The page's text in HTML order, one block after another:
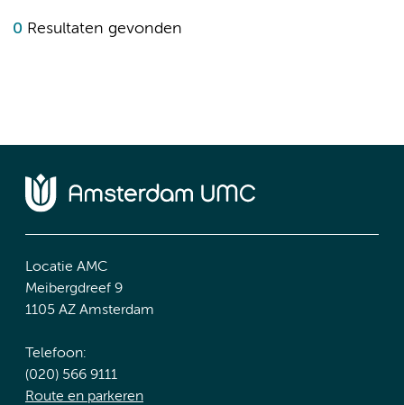
0 Resultaten gevonden
Locatie AMC
Meibergdreef 9
1105 AZ Amsterdam
Telefoon:
(020) 566 9111
Route en parkeren